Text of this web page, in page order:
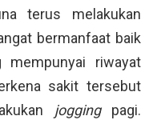
terus melakukan
bermanfaat baik
mempunyai riwayat
sakit tersebut
jogging pagi.